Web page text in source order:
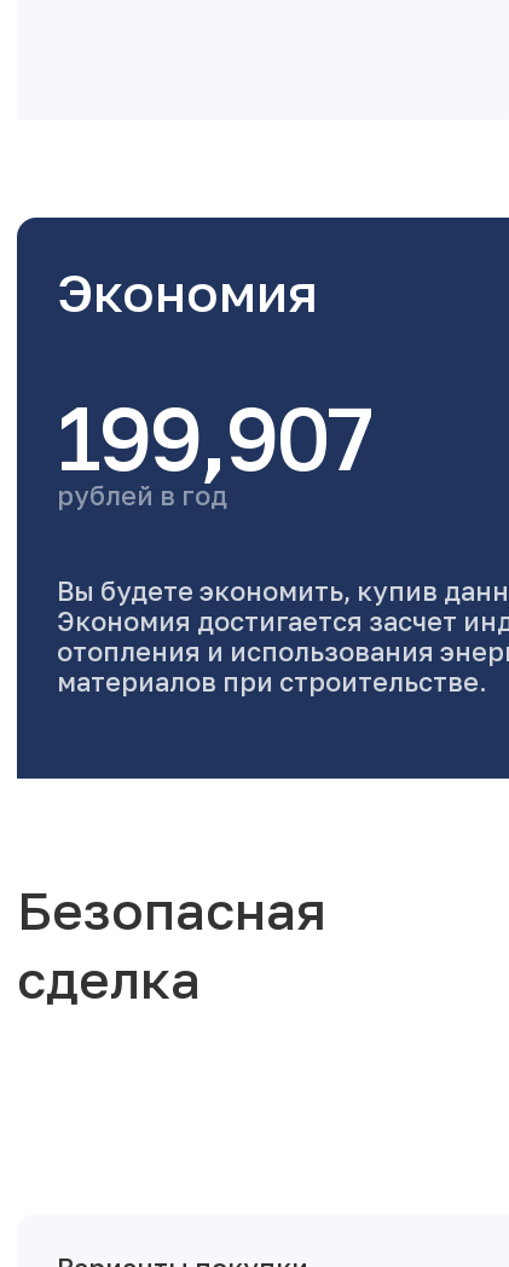
Экономия
199,907
рублей в год
Вы будете экономить, купив
Экономия достигается засчет
отопления и использования
материалов при строительстве.
Безопасная
сделка